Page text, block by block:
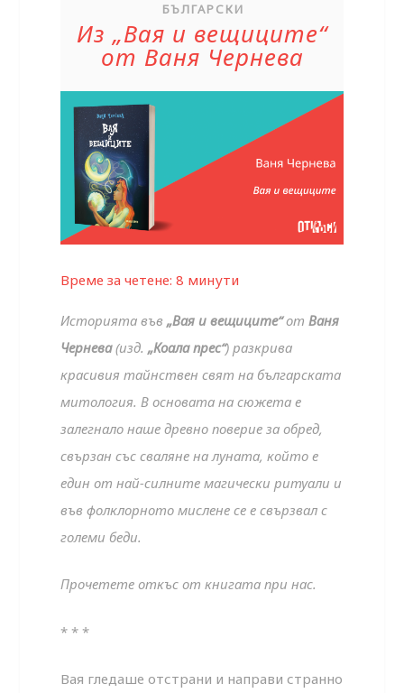
БЪЛГАРСКИ
Из „Вая и вещиците“
от Ваня Чернева
Време за четене:8 минути
Историята във„Вая и вещиците“отВаня
Чернева(изд.„Коала прес“) разкрива
красивия тайнствен свят на българската
митология. В основата на сюжета е
залегнало наше древно поверие за обред,
свързан със сваляне на луната, който е
един от най-силните магически ритуали и
във фолклорното мислене се е свързвал с
големи беди.
Прочетете откъс от книгата при нас.
* * *
Вая гледаше отстрани и направи странно